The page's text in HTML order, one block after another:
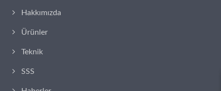
Hakkımızda
Ürünler
Teknik
SSS